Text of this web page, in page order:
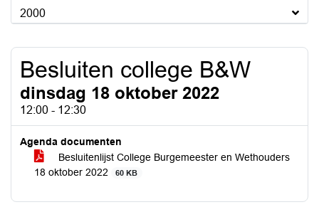
2000
Besluiten college B&W
dinsdag 18 oktober 2022
12:00 - 12:30
Agenda documenten
Besluitenlijst College Burgemeester en Wethouders
18 oktober 2022
60 KB